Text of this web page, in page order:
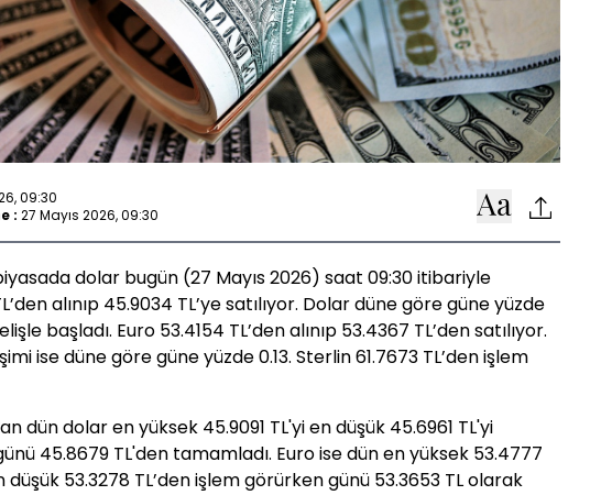
09:30
: 27 Mayıs 2026, 09:30
dolar bugün (27 Mayıs 2026) saat 09:30 itibariyle
alınıp 45.9034 TL’ye satılıyor. Dolar düne göre güne yüzde
başladı. Euro 53.4154 TL’den alınıp 53.4367 TL’den satılıyor.
ise düne göre güne yüzde 0.13. Sterlin 61.7673 TL’den işlem
dün dolar en yüksek 45.9091 TL'yi en düşük 45.6961 TL'yi
45.8679 TL'den tamamladı. Euro ise dün en yüksek 53.4777
düşük 53.3278 TL’den işlem görürken günü 53.3653 TL olarak